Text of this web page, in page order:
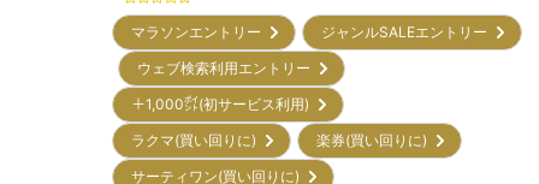
マラソンエントリー
ジャンルSALEエントリー
ウェブ検索利用エントリー
＋1,000㌽(初サービス利用)
ラクマ(買い回りに)
楽券(買い回りに)
サーティワン(買い回りに)